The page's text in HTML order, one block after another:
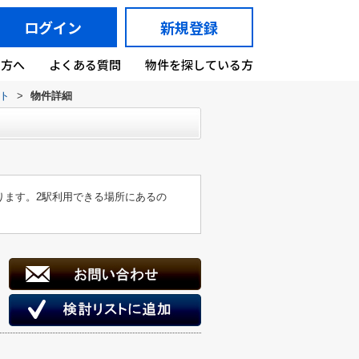
ログイン 新規登録
へ よくある質問 物件を探している方
> 物件詳細
す。2駅利用できる場所にあるの